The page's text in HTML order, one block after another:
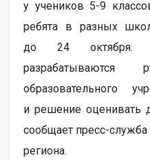
у учеников 5-9
ребята в разных
до 24 октября.
разрабатываются
образовательного
и решение оценивать
сообщает пресс-
региона.